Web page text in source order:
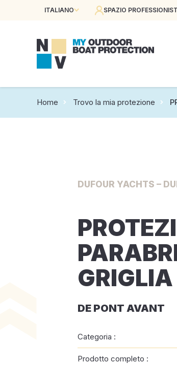
ITALIANO SPAZIO
Home Trovo la mia protezione
DUFOUR YACHTS –
GRIGLIA
DE PONT AVANT
Categoria :
Prodotto completo :